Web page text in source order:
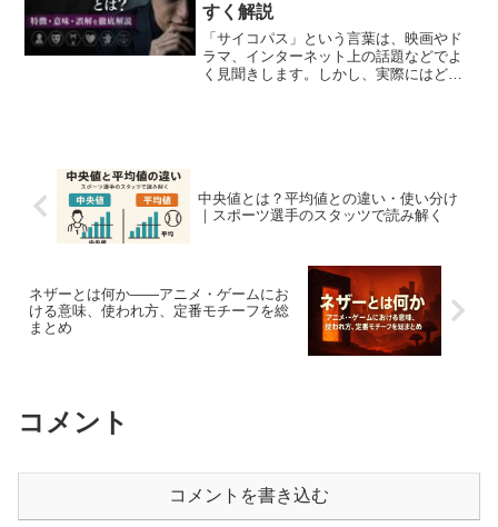
すく解説
「サイコパス」という言葉は、映画やド
ラマ、インターネット上の話題などでよ
く見聞きします。しかし、実際にはどの
中央値とは？平均値との違い・使い分け
｜スポーツ選手のスタッツで読み解く
ネザーとは何か——アニメ・ゲームにお
ける意味、使われ方、定番モチーフを総
まとめ
コメント
コメントを書き込む